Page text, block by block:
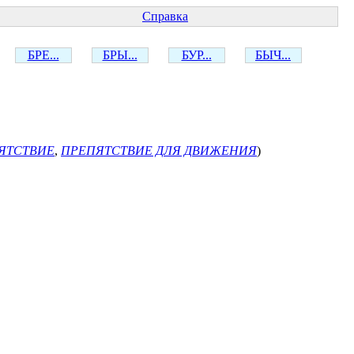
Справка
БРЕ... БРЫ... БУР... БЫЧ...
, ПРЕПЯТСТВИЕ ДЛЯ ДВИЖЕНИЯ)